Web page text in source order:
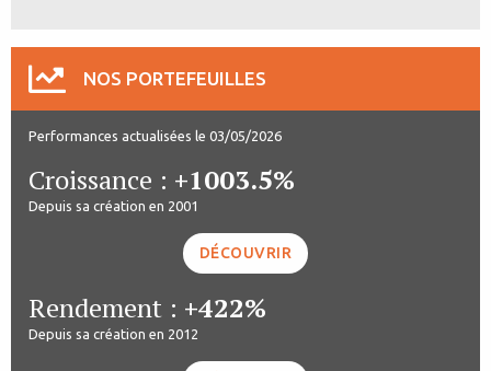
NOS PORTEFEUILLES
Performances actualisées le 03/05/2026
Croissance : +1003.5%
Depuis sa création en 2001
DÉCOUVRIR
Rendement : +422%
Depuis sa création en 2012